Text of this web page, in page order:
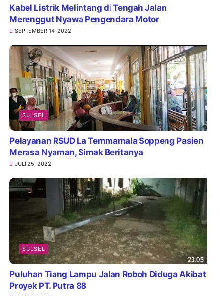
Kabel Listrik Melintang di Tengah Jalan
Merenggut Nyawa Pengendara Motor
SEPTEMBER 14, 2022
SULSEL
Pelayanan RSUD La Temmamala Soppeng Pasien
Merasa Nyaman, Simak Beritanya
JULI 25, 2022
SULSEL
Puluhan Tiang Lampu Jalan Roboh Diduga Akibat
Proyek PT. Putra 88